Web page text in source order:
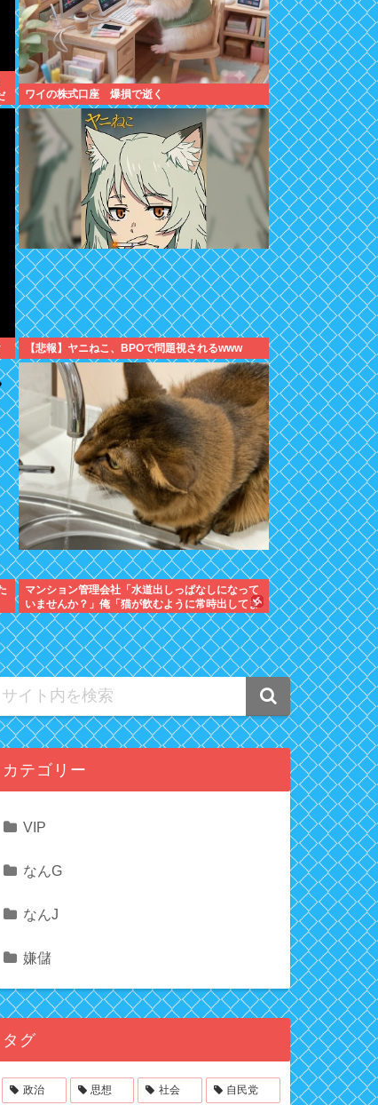
ワイの株式口座 爆損で逝く
【悲報】ヤニねこ、BPOで問題視されるwww
マンション管理会社「水道出しっぱなしになって
いませんか？」俺「猫が飲むように常時出してま
すよ」⇒結果ｗ
カテゴリー
VIP
なんG
なんJ
嫌儲
タグ
政治 思想 社会 自民党